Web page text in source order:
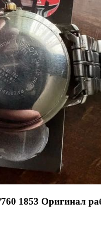
1853 Оригинал